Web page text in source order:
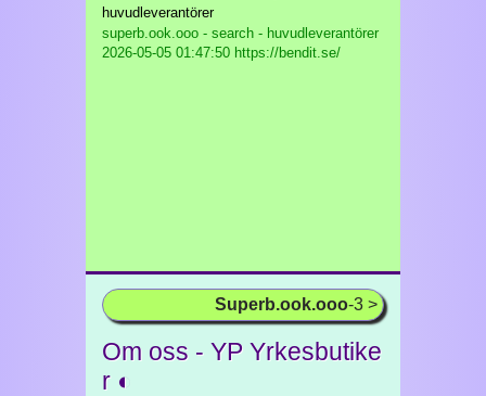
huvudleverantörer
superb.ook.ooo - search - huvudleverantörer
2026-05-05 01:47:50 https://bendit.se/
Superb.ook.ooo-3 >
Om oss - YP Yrkesbutike
r ◐